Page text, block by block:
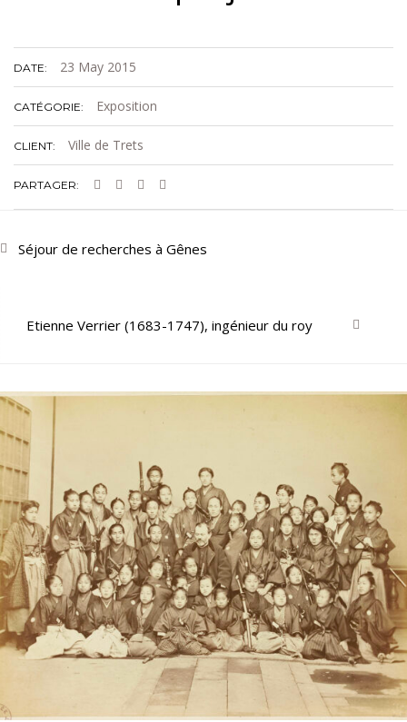
DATE: 23 May 2015
CATÉGORIE: Exposition
CLIENT: Ville de Trets
PARTAGER:
Séjour de recherches à Gênes
Etienne Verrier (1683-1747), ingénieur du roy